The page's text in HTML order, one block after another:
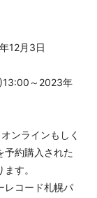
12月3日
～2023年
ンラインもしく
予約購入された
す。
レコード札幌パ